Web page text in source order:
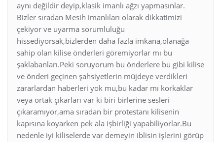
aynı değildir deyip,klasik imanlı ağzı yapmasınlar.
Bizler sıradan Mesih imanlıları olarak dikkatimizi
çekiyor ve uyarma sorumluluğu
hissediyorsak,bizlerden daha fazla imkana,olanağa
sahip olan kilise önderleri göremiyorlar mı bu
şaklabanları.Peki soruyorum bu önderlere bu gibi kilise
ve önderi geçinen şahsiyetlerin müjdeye verdikleri
zararlardan haberleri yok mu,bu kadar mı korkaklar
veya ortak çıkarları var ki biri birlerine sesleri
çıkaramıyor,ama sıradan bir protestanı kilisenin
kapısına koyarken pek ala işbirliği yapabiliyorlar.Bu
nedenle iyi kiliselerde var demeyin iblisin işlerini görüp